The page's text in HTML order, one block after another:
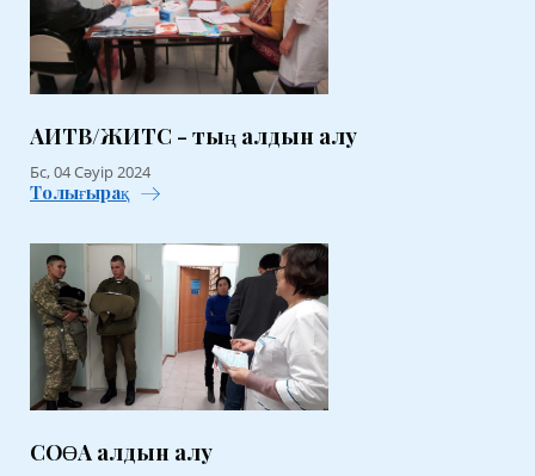
АИТВ/ЖИТС - тың алдын алу
Бс, 04 Сәуір 2024
Толығырақ
СОӨА алдын алу